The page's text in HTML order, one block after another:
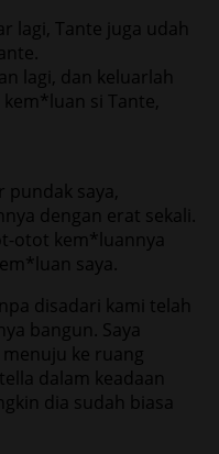
lagi, Tante juga udah
lagi, dan keluarlah
si Tante,
pundak saya,
dengan erat sekali.
otot kem*luannya
saya.
disadari kami telah
bangun. Saya
ke ruang
dalam keadaan
dia sudah biasa